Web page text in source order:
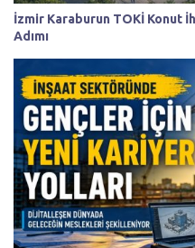
İzmir Karaburun TOKİ Konut
Adımı